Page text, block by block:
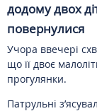
додому двох
повернулися
Учора ввечері
що її двоє
прогулянки.
Патрульні